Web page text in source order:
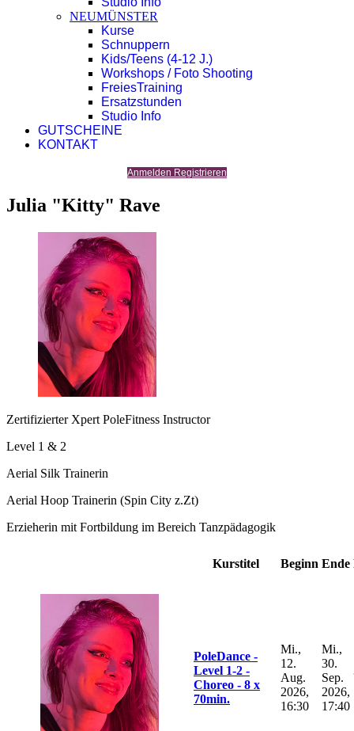
NEUMÜNSTER
Kurse
Schnuppern
Kids/Teens (4-12 J.)
Workshops / Foto Shooting
FreiesTraining
Ersatzstunden
Studio Info
GUTSCHEINE
KONTAKT
Anmelden Registrieren
Julia "Kitty" Rave
Zertifizierter Xpert PoleFitness Instructor
Level 1 & 2
Aerial Silk Trainerin
Aerial Hoop Trainerin (Spin City z.Zt)
Erzieherin mit Fortbildung im Bereich Tanzpädagogik
Kurstitel Beginn Ende
PoleDance -
Level 1-2 -
Choreo - 8 x
70min.
Mi.,
12.
Aug.
2026,
16:30
Mi.,
30.
Sep.
2026,
17:40